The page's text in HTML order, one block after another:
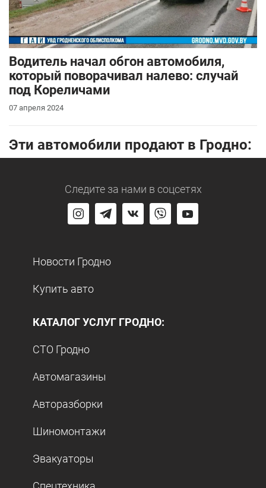
Водитель начал обгон автомобиля,
который поворачивал налево: случай
под Кореличами
07 апреля 2024
Эти автомобили продают в Гродно:
Следите за нами в соцсетях
Новости Гродно
Купить авто
КАТАЛОГ УСЛУГ ГРОДНО:
СТО Гродно
Автомагазины
Авторазборки
Шиномонтажи
Эвакуаторы